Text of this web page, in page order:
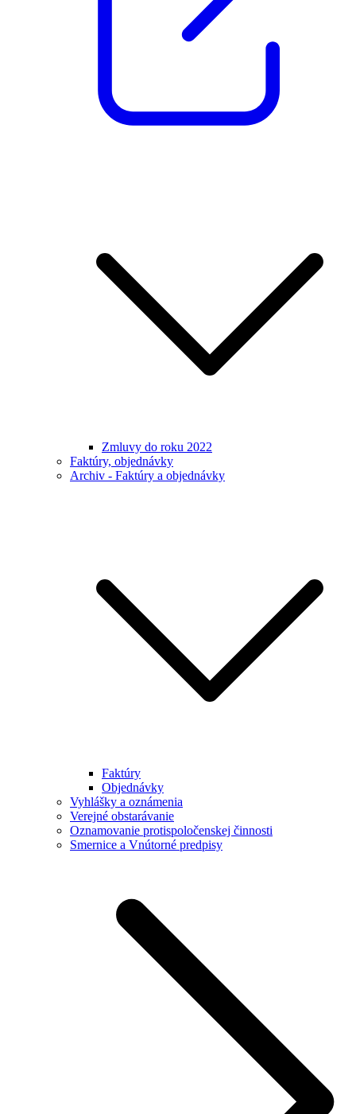
Zmluvy do roku 2022
Faktúry, objednávky
Archiv - Faktúry a objednávky
Faktúry
Objednávky
Vyhlášky a oznámenia
Verejné obstarávanie
Oznamovanie protispoločenskej činnosti
Smernice a Vnútorné predpisy